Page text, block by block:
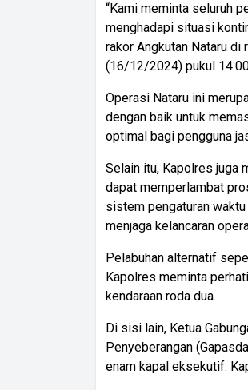
“Kami meminta seluruh
menghadapi situasi
rakor Angkutan Nataru di
(16/12/2024) pukul
Operasi Nataru ini
dengan baik untuk
optimal bagi pengguna
Selain itu, Kapolres juga
dapat memperlambat
sistem pengaturan
menjaga kelancaran
Pelabuhan alternatif
Kapolres meminta
kendaraan roda dua.
Di sisi lain, Ketua
Penyeberangan
enam kapal eksekutif.